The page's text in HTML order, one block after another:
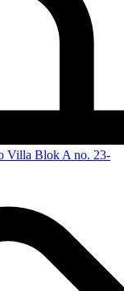
Villa Blok A no. 23-